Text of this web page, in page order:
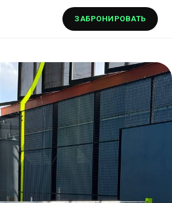
ЗАБРОНИРОВАТЬ